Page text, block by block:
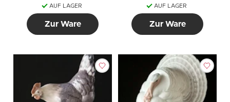
AUF LAGER
Zur Ware
AUF LAGER
Zur Ware